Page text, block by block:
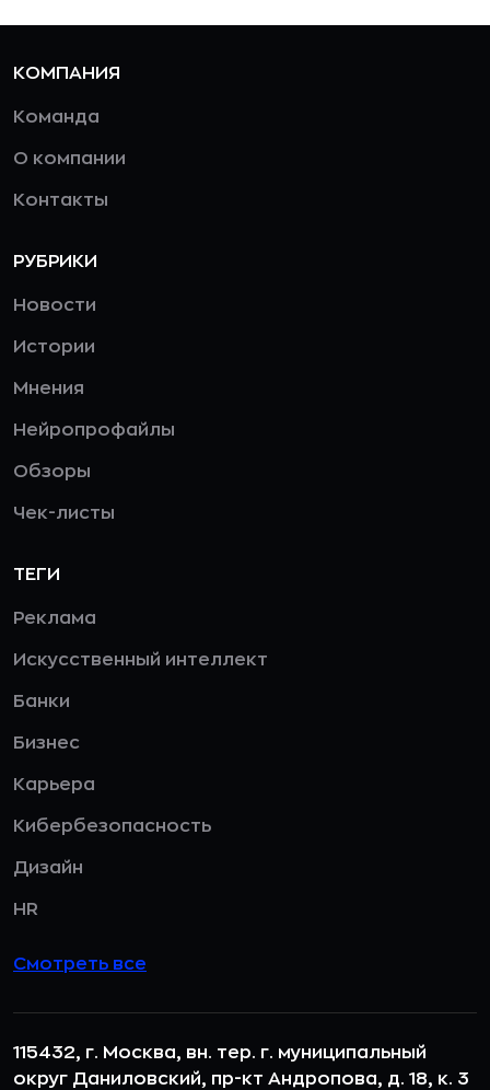
КОМПАНИЯ
Команда
О компании
Контакты
РУБРИКИ
Новости
Истории
Мнения
Нейропрофайлы
Обзоры
Чек-листы
ТЕГИ
Реклама
Искусственный интеллект
Банки
Бизнес
Карьера
Кибербезопасность
Дизайн
HR
Смотреть все
115432, г. Москва, вн. тер. г. муниципальный
округ Даниловский, пр-кт Андропова, д. 18, к. 3